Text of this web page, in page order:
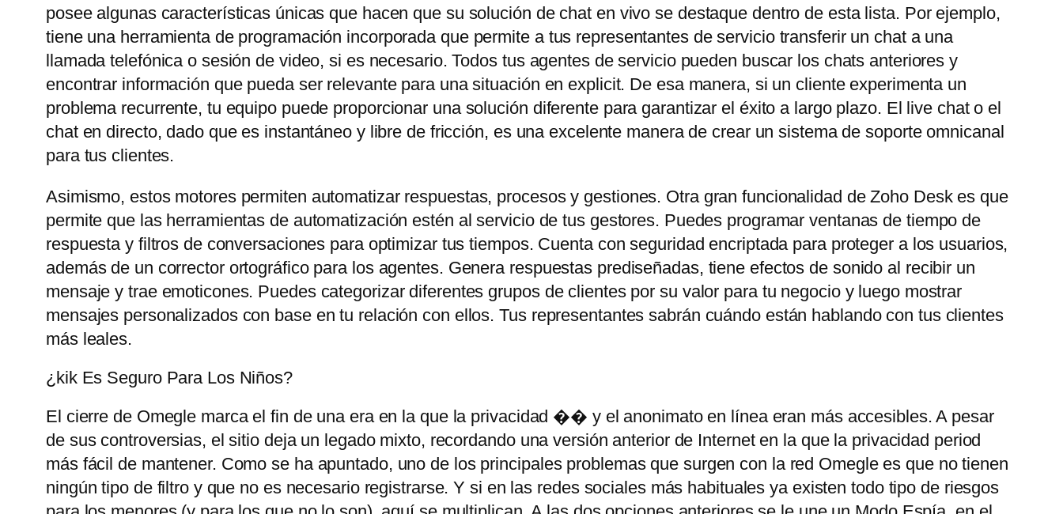
posee algunas características únicas que hacen que su solución de chat en vivo se destaque dentro de esta lista. Por ejemplo,
tiene una herramienta de programación incorporada que permite a tus representantes de servicio transferir un chat a una
llamada telefónica o sesión de video, si es necesario. Todos tus agentes de servicio pueden buscar los chats anteriores y
encontrar información que pueda ser relevante para una situación en explicit. De esa manera, si un cliente experimenta un
problema recurrente, tu equipo puede proporcionar una solución diferente para garantizar el éxito a largo plazo. El live chat o el
chat en directo, dado que es instantáneo y libre de fricción, es una excelente manera de crear un sistema de soporte omnicanal
para tus clientes.
Asimismo, estos motores permiten automatizar respuestas, procesos y gestiones. Otra gran funcionalidad de Zoho Desk es que
permite que las herramientas de automatización estén al servicio de tus gestores. Puedes programar ventanas de tiempo de
respuesta y filtros de conversaciones para optimizar tus tiempos. Cuenta con seguridad encriptada para proteger a los usuarios,
además de un corrector ortográfico para los agentes. Genera respuestas prediseñadas, tiene efectos de sonido al recibir un
mensaje y trae emoticones. Puedes categorizar diferentes grupos de clientes por su valor para tu negocio y luego mostrar
mensajes personalizados con base ​​en tu relación con ellos. Tus representantes sabrán cuándo están hablando con tus clientes
más leales.
¿kik Es Seguro Para Los Niños?
El cierre de Omegle marca el fin de una era en la que la privacidad �� y el anonimato en línea eran más accesibles. A pesar
de sus controversias, el sitio deja un legado mixto, recordando una versión anterior de Internet en la que la privacidad period
más fácil de mantener. Como se ha apuntado, uno de los principales problemas que surgen con la red Omegle es que no tienen
ningún tipo de filtro y que no es necesario registrarse. Y si en las redes sociales más habituales ya existen todo tipo de riesgos